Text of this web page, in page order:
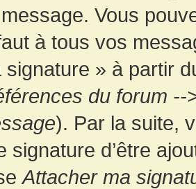
Vous
à tous vos
signature » à partir
du forum
). Par la suite,
signature d’être
Attacher ma